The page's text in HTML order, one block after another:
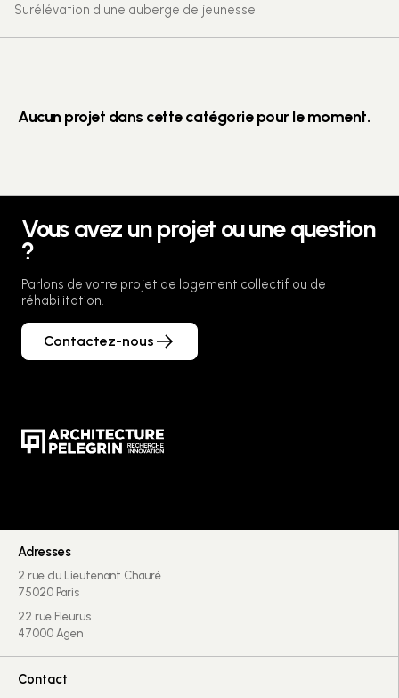
Surélévation d'une auberge de jeunesse
Aucun projet dans cette catégorie pour le moment.
Vous avez un projet ou une question
?
Parlons de votre projet de logement collectif ou de
réhabilitation.
Contactez-nous
Adresses
2 rue du Lieutenant Chauré
75020 Paris
22 rue Fleurus
47000 Agen
Contact